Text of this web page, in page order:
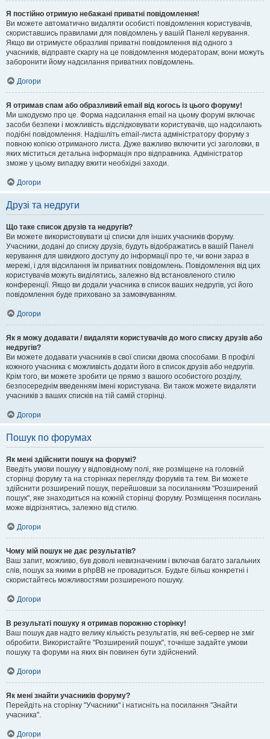
Я постійно отримую небажані приватні повідомлення!
Ви можете автоматично видаляти особисті повідомлення користувачів,
скориставшись правилами для повідомлень у вашій Панелі керування.
Якщо ви отримуєте образливі приватні повідомлення від одного з
учасників, відправте скаргу на це повідомлення модераторам; вони можуть
заборонити йому надсилання приватних повідомлень.
Догори
Я отримав спам або образливий email від когось із цього форуму!
Ми шкодуємо про це. Форма надсилання email на цьому форумі включає
засоби безпеки і можливість відслідковувати користувачів, що надсилають
подібні повідомлення. Надішліть email-листа адміністратору форуму з
повною копією отриманого листа. Дуже важливо включити усі заголовки, в
яких міститься детальна інформація про відправника. Адміністратор
зможе у цьому випадку вжити необхідні заходи.
Догори
Друзі та недруги
Що таке список друзів та недругів?
Ви можете використовувати ці списки для інших учасників форуму.
Учасники, додані до списку друзів, будуть відображатись в вашій Панелі
керування для швидкого доступу до інформації про те, чи вони зараз в
мережі, і для відсилання їм приватних повідомлень. Повідомлення від цих
користувачів можуть виділятись, залежно від встановленого стилю
конференції. Якщо ви додали учасника в список ваших недругів, усі його
повідомлення буде приховано за замовчуванням.
Догори
Як я можу додавати / видаляти користувачів до мого списку друзів або
недругів?
Ви можете додавати учасників в свої списки двома способами. В профілі
кожного учасника є можливість додати його в список друзів або недругів.
Крім того, ви можете зробити це прямо з вашого особистого розділу,
безпосереднім введенням імені користувача. Ви також можете видаляти
учасників з ваших списків на тій самій сторінці.
Догори
Пошук по форумах
Як мені здійснити пошук на форумі?
Введіть умови пошуку у відповідному полі, яке розміщене на головній
сторінці форуму та на сторінках перегляду форумів та тем. Ви можете
здійснити розширений пошук, перейшовши за посиланням "Розширений
пошук", яке знаходиться на кожній сторінці форуму. Розміщення посилань
може відрізнятись, залежно від стилю.
Догори
Чому мій пошук не дає результатів?
Ваш запит, можливо, був доволі невизначеним і включав багато загальних
слів, пошук за якими в phpBB не провадиться. Будьте більш конкретні і
скористайтесь можливостями розширеного пошуку.
Догори
В результаті пошуку я отримав порожню сторінку!
Ваш пошук дав надто велику кількість результатів, які веб-сервер не зміг
обробити. Використайте "Розширений пошук", точніше задайте умови
пошуку та форуми на яких він повинен бути здійснений.
Догори
Як мені знайти учасників форуму?
Перейдіть на сторінку "Учасники" і натисніть на посилання "Знайти
учасника".
Догори